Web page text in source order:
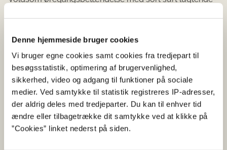
Denne hjemmeside bruger cookies
Vi bruger egne cookies samt cookies fra tredjepart til
besøgsstatistik, optimering af brugervenlighed,
sikkerhed, video og adgang til funktioner på sociale
medier. Ved samtykke til statistik registreres IP-adresser,
der aldrig deles med tredjeparter. Du kan til enhver tid
ændre eller tilbagetrække dit samtykke ved at klikke på
”Cookies” linket nederst på siden.
Udtalt hjertemislyd, grad 4. Ved obduktion findes hjertet
forstørret og hjerteklapperne betændt
(endocarditis). Hjertesvigt fremskreden.
kan dårligt gå -negle voldsomt lange”…
Sagens billedmateriale understøtter dyrlægens kliniske